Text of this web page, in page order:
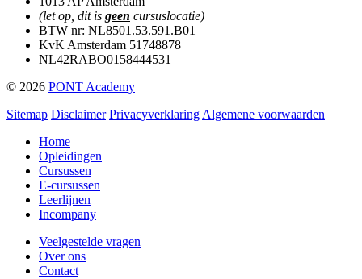
(let op, dit is geen cursuslocatie)
BTW nr: NL8501.53.591.B01
KvK Amsterdam 51748878
NL42RABO0158444531
© 2026 PONT Academy
Sitemap Disclaimer Privacyverklaring Algemene voorwaarden
Home
Opleidingen
Cursussen
E-cursussen
Leerlijnen
Incompany
Veelgestelde vragen
Over ons
Contact